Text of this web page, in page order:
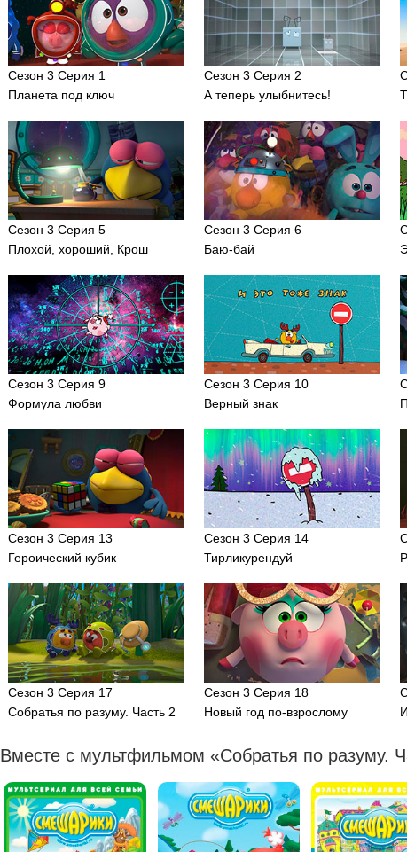
Сезон 3 Серия 1
Планета под ключ
Сезон 3 Серия 2
А теперь улыбнитесь!
Сезон 3 Серия 5
Плохой, хороший, Крош
Сезон 3 Серия 6
Баю-бай
Сезон 3 Серия 9
Формула любви
Сезон 3 Серия 10
Верный знак
Сезон 3 Серия 13
Героический кубик
Сезон 3 Серия 14
Тирликурендуй
Сезон 3 Серия 17
Собратья по разуму. Часть 2
Сезон 3 Серия 18
Новый год по-взрослому
Вместе с мультфильмом «Собратья по разуму.